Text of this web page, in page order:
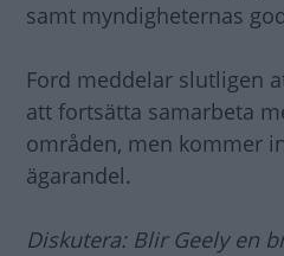
samt myndigheternas
Ford meddelar slutligen
att fortsätta samarbeta
områden, men kommer
ägarandel.
Diskutera: Blir Geely en